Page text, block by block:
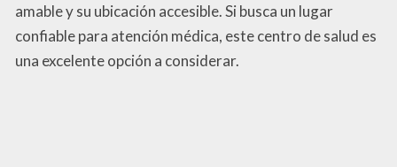
amable y su ubicación accesible. Si busca un lugar
confiable para atención médica, este centro de salud es
una excelente opción a considerar.